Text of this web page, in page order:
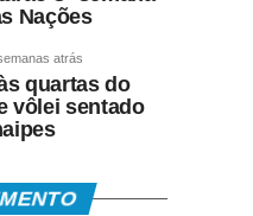
Nações
atrás
quartas do
vôlei sentado